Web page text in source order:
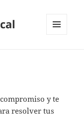
y te
resolver tus